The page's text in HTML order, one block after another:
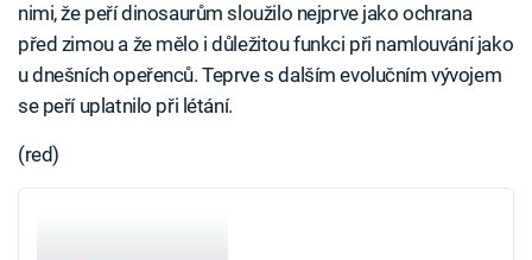
nimi, že peří dinosaurům sloužilo nejprve jako ochrana
před zimou a že mělo i důležitou funkci při namlouvání jako
u dnešních opeřenců. Teprve s dalším evolučním vývojem
se peří uplatnilo při létání.
(red)